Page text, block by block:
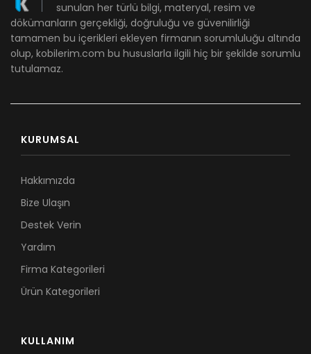
sunulan her türlü bilgi, materyal, resim ve
dökümanların gerçekliği, doğruluğu ve güvenilirliği
tamamen bu içerikleri ekleyen firmanın sorumluluğu altında
olup, kobilerim.com bu hususlarla ilgili hiç bir şekilde sorumlu
tutulamaz.
KURUMSAL
Hakkımızda
Bize Ulaşın
Destek Verin
Yardım
Firma Kategorileri
Ürün Kategorileri
KULLANIM